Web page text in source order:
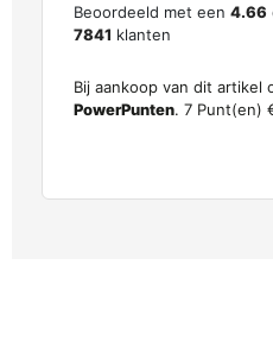
Beoordeeld met een 4.66
7841 klanten
Bij aankoop van dit artikel
PowerPunten. 7 Punt(en)